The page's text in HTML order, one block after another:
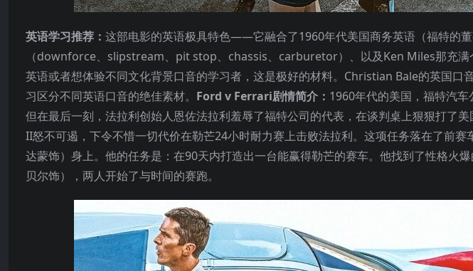
英语学习推荐： 这部电影的英语极具特色——它融合了1960年代美国商务英语（福特的
（downforce、slipstream、pit stop、chassis、carburetor）、以及Ken Miles那充满
英语或者想体验不同文化背景口音的学习者，这是极好的材料。Christian Bale的英国口
习区分不同英语口音的绝佳素材。 Ford v Ferrari剧情简介： 1960年代的美国，福特汽车
但在最后一刻，法拉利创始人恩佐法拉利羞辱了福特公司的代表，在谈判桌上狠狠打了
II怒不可遏，下令不惜一切代价在勒芒24小时耐力赛上击败法拉利。这项任务落在了前
达蒙饰）身上。他的任务是：在90天内打造出一台能赢得勒芒的赛车。他找到了性格火
贝尔饰），两人开始了与时间的赛跑。